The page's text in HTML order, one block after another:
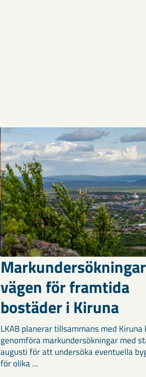
vägen för framtida
bostäder i Kiruna
LKAB planerar tillsammans med
genomföra markundersökningar med
augusti för att undersöka eventuella
för olika ...